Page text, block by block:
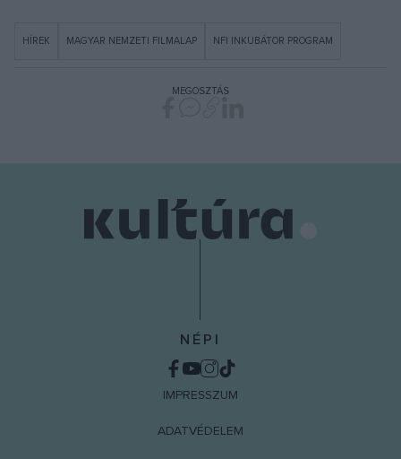
HÍREK MAGYAR NEMZETI FILMALAP NFI INKUBÁTOR PROGRAM
MEGOSZTÁS
NÉPI
IMPRESSZUM
ADATVÉDELEM